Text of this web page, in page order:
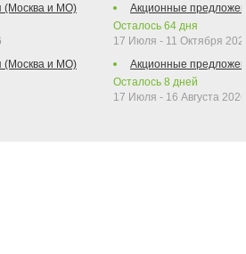
(Москва и МО)
(Москва и МО)
Акционные
Осталось 64 дня
17 Июля - 11 Октября
Акционные
Осталось 8 дней
17 Июля - 16 Августа 2026